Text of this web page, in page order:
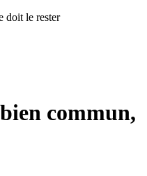
doit le rester
commun,